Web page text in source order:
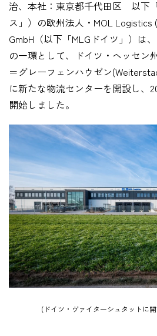
治、本社：東京都千代田区 以下
ス」）の欧州法人・MOL Logistics
GmbH（以下「MLGドイツ」）は
の一環として、ドイツ・ヘッセン
＝グレーフェンハウゼン
に新たな物流センターを開設し、
開始しました。
(ドイツ・ヴァイターシュタットに